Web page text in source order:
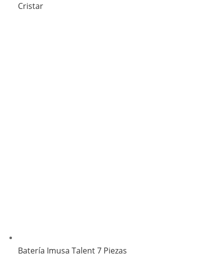
Cristar
Batería Imusa Talent 7 Piezas